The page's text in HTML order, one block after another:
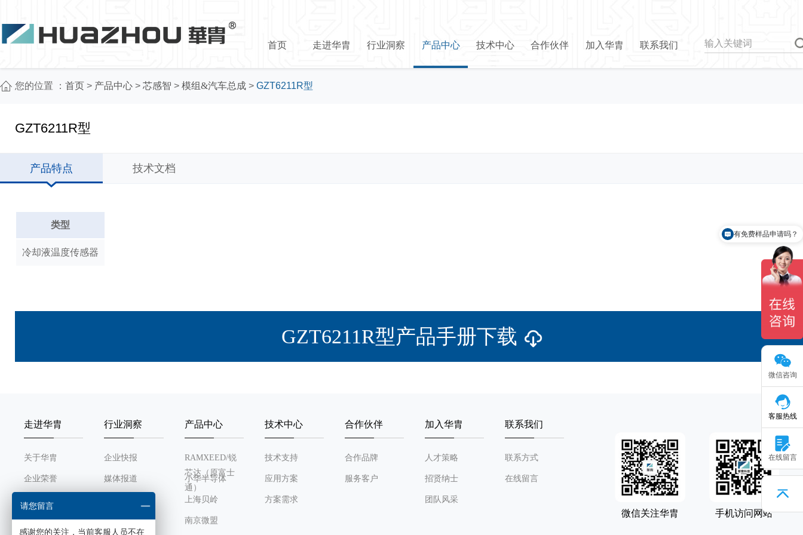
首页 走进华胄 行业洞察 产品中心 技术中心 合作伙伴 加入华胄 联系我们
您的位置 ： 首页 > 产品中心 > 芯感智 > 模组&汽车总成 > GZT6211R型
GZT6211R型
产品特点 技术文档
类型
冷却液温度传感器
GZT6211R型产品手册下载
走进华胄
关于华胄
企业荣誉
发展历程
组织架构
行业洞察
企业快报
媒体报道
产品中心
RAMXEED/锐
芯达（原富士
通）
小华半导体
上海贝岭
南京微盟
技术中心
技术支持
应用方案
方案需求
合作伙伴
合作品牌
服务客户
加入华胄
人才策略
招贤纳士
团队风采
联系我们
联系方式
在线留言
微信关注华胄 手机访问网站
微信咨询
客服热线
在线留言
怎么联系你们？
有免费样品申请吗？
请您留言
感谢您的关注，当前客服人员不在